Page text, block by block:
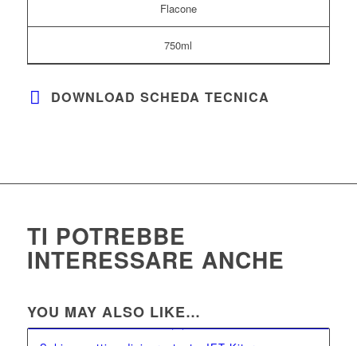
Flacone
750ml
DOWNLOAD SCHEDA TECNICA
TI POTREBBE
INTERESSARE ANCHE
YOU MAY ALSO LIKE…